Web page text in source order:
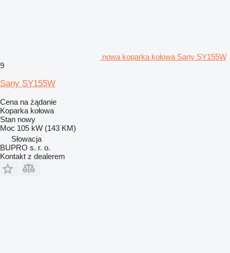
nowa koparka kołowa Sany SY155W
9
Sany SY155W
Cena na żądanie
Koparka kołowa
Stan nowy
Moc 105 kW (143 KM)
Słowacja
BUPRO s. r. o.
Kontakt z dealerem